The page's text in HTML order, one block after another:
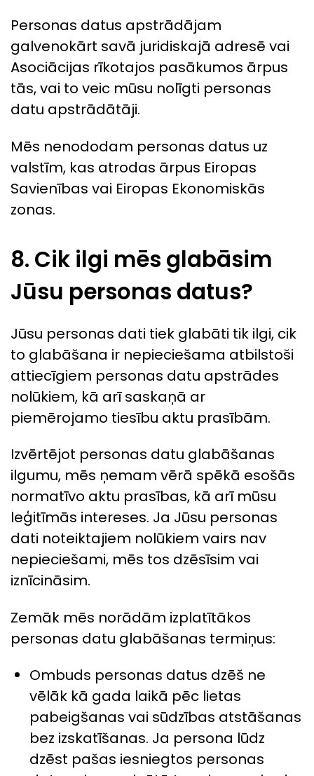
Personas datus apstrādājam
galvenokārt savā juridiskajā adresē vai
Asociācijas rīkotajos pasākumos ārpus
tās, vai to veic mūsu nolīgti personas
datu apstrādātāji.
Mēs nenododam personas datus uz
valstīm, kas atrodas ārpus Eiropas
Savienības vai Eiropas Ekonomiskās
zonas.
8. Cik ilgi mēs glabāsim
Jūsu personas datus?
Jūsu personas dati tiek glabāti tik ilgi, cik
to glabāšana ir nepieciešama atbilstoši
attiecīgiem personas datu apstrādes
nolūkiem, kā arī saskaņā ar
piemērojamo tiesību aktu prasībām.
Izvērtējot personas datu glabāšanas
ilgumu, mēs ņemam vērā spēkā esošās
normatīvo aktu prasības, kā arī mūsu
leģitīmās intereses. Ja Jūsu personas
dati noteiktajiem nolūkiem vairs nav
nepieciešami, mēs tos dzēsīsim vai
iznīcināsim.
Zemāk mēs norādām izplatītākos
personas datu glabāšanas termiņus:
Ombuds personas datus dzēš ne
vēlāk kā gada laikā pēc lietas
pabeigšanas vai sūdzības atstāšanas
bez izskatīšanas. Ja persona lūdz
dzēst pašas iesniegtos personas